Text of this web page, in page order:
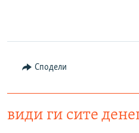
Сподели
види ги сите